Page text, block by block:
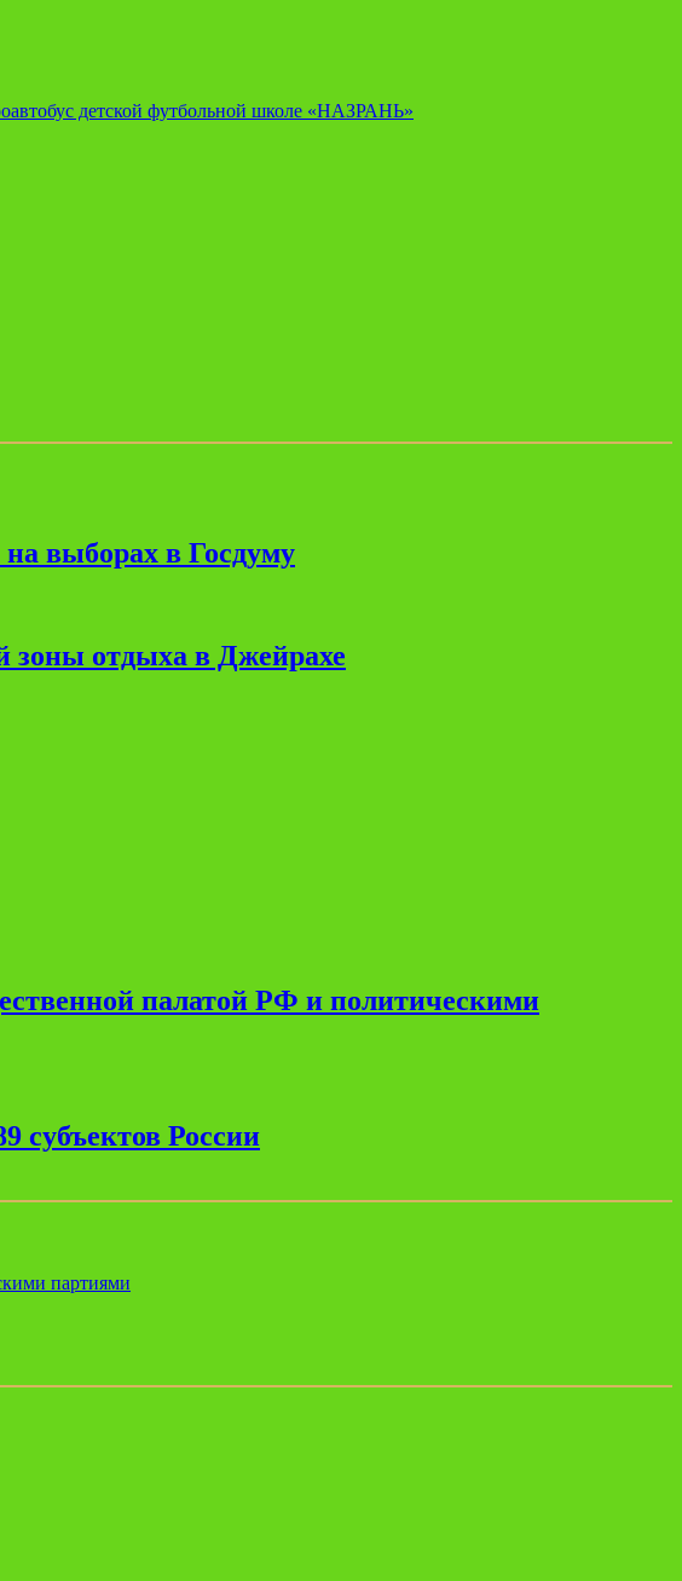
детской футбольной школе «НАЗРАНЬ»
выборах в Госдуму
зоны отдыха в Джейрахе
палатой РФ и политическими
субъектов России
партиями